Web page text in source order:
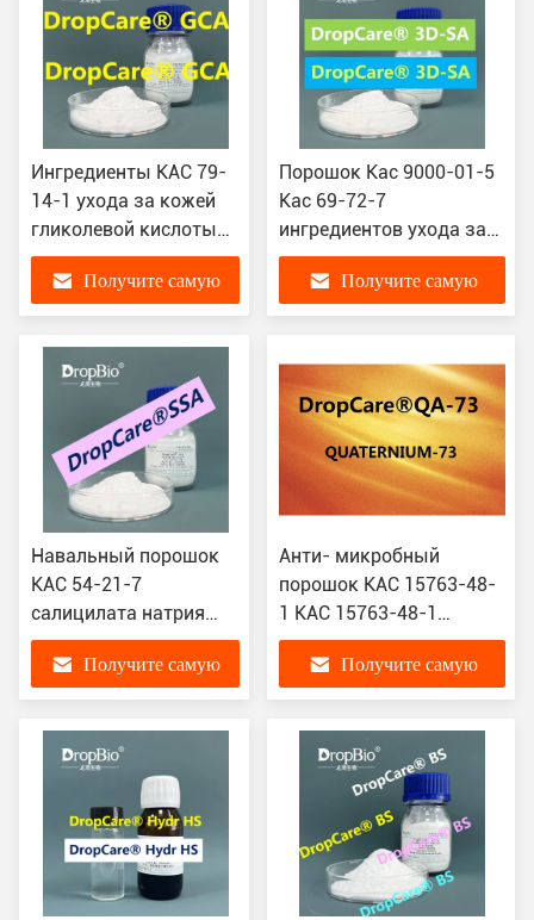
Ингредиенты КАС 79-
14-1 ухода за кожей
гликолевой кислоты
сырцовые 99% или
70% фруктовая
кислота
Микромолекуле
Получите самую
Порошок Кас 9000-01-5
Кас 69-72-7
ингредиентов ухода за
кожей салициловой
кислоты сырцовый
Получите самую
Навальный порошок
КАС 54-21-7
салицилата натрия
99% ССА для
антибактериального
угорь
Получите самую
Анти- микробный
порошок КАС 15763-48-
1 КАС 15763-48-1
кватерниума 73 КА-73
кристаллический увядая
метки угорь
Получите самую